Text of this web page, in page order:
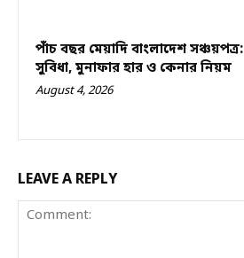
পাঁচ বছর মেয়াদি বাংলাদেশ সঞ্চয়পত্র:
সুবিধা, মুনাফার হার ও কেনার নিয়ম
August 4, 2026
LEAVE A REPLY